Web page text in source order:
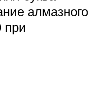
алмазного
при